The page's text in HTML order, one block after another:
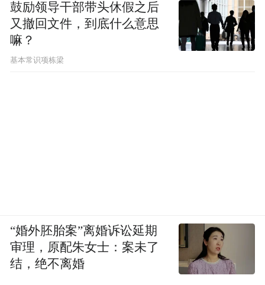
鼓励领导干部带头休假之后
又撤回文件，到底什么意思
嘛？
基本常识项栋梁
“婚外胚胎案”离婚诉讼延期
审理，原配朱女士：案未了
结，绝不离婚